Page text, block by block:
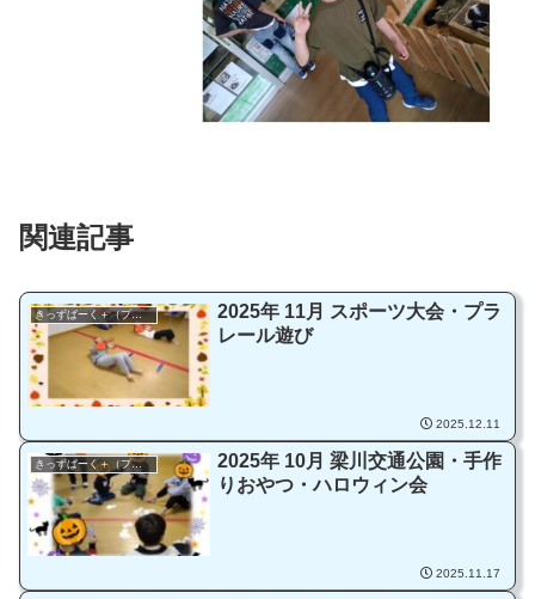
関連記事
きっずぱーく＋（プラス）
2025年 11月 スポーツ大会・プラ
レール遊び
2025.12.11
きっずぱーく＋（プラス）
2025年 10月 梁川交通公園・手作
りおやつ・ハロウィン会
2025.11.17